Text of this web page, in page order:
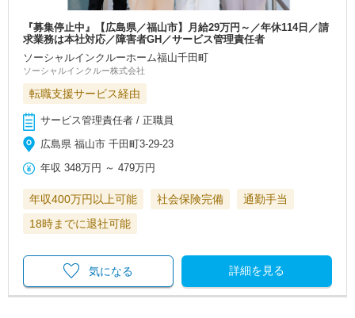
『募集停止中』【広島県／福山市】月給29万円～／年休114日／請
求業務は本社対応／障害者GH／サービス管理責任者
ソーシャルインクルーホーム福山千田町
ソーシャルインクルー株式会社
転職支援サービス経由
サービス管理責任者 / 正職員
広島県 福山市 千田町3-29-23
年収 348万円 ～479万円
年収400万円以上可能 社会保険完備
通勤手当
18時までに退社可能
詳細を見る
気になる